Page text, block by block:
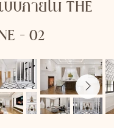
- 02